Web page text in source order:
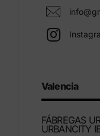
Valencia
FÁBREGAS
URBANCITY